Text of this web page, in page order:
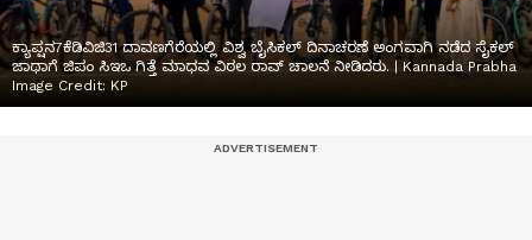
ಕ್ಯಾಪ್ಷನ7ಕೆಡಿವಿಜಿ31 ದಾವಣಗೆರೆಯಲ್ಲಿ ವಿಶ್ವ ಬೈಸಿಕಲ್ ದಿನಾಚರಣೆ ಅಂಗವಾಗಿ ನಡೆದ ಸೈಕಲ್
ಜಾಥಾಗೆ ಜಿಪಂ ಸಿಇಒ ಗಿತ್ತೆ ಮಾಧವ ವಿಠಲ ರಾವ್ ಚಾಲನೆ ನೀಡಿದರು. | Kannada Prabha
Image Credit: KP